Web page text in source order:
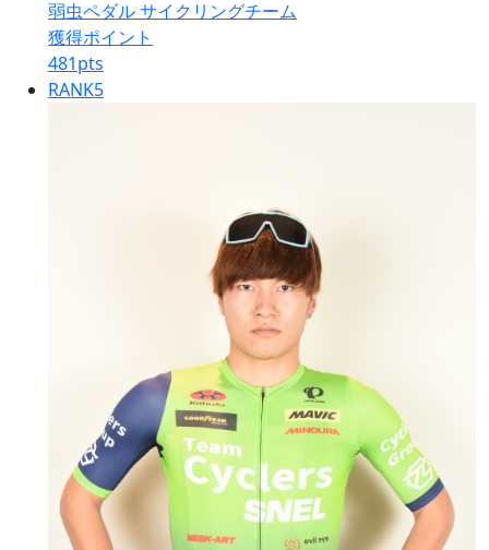
弱虫ペダル サイクリングチーム
獲得ポイント
481pts
RANK5